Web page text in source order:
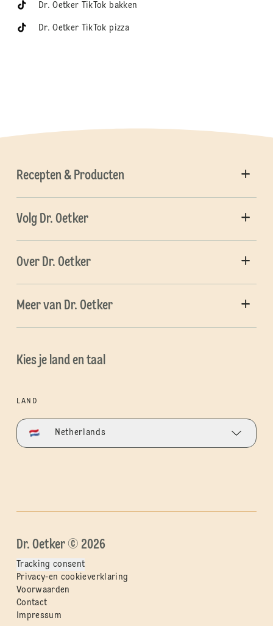
Dr. Oetker TikTok bakken
Dr. Oetker TikTok pizza
Recepten & Producten
Volg Dr. Oetker
Over Dr. Oetker
Meer van Dr. Oetker
Kies je land en taal
LAND
Netherlands
Dr. Oetker © 2026
Tracking consent
Privacy-en cookieverklaring
Voorwaarden
Contact
Impressum